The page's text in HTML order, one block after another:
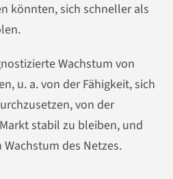
könnten, sich schneller als
Wachstum von
u. a. von der Fähigkeit, sich
von der
stabil zu bleiben, und
des Netzes.